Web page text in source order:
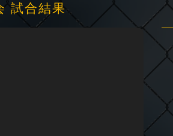
試合結果